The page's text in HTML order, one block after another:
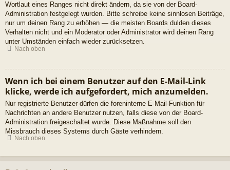
Wortlaut eines Ranges nicht direkt ändern, da sie von der Board-
Administration festgelegt wurden. Bitte schreibe keine sinnlosen Beiträge,
nur um deinen Rang zu erhöhen — die meisten Boards dulden dieses
Verhalten nicht und ein Moderator oder Administrator wird deinen Rang
unter Umständen einfach wieder zurücksetzen.
Nach oben
Wenn ich bei einem Benutzer auf den E-Mail-Link
klicke, werde ich aufgefordert, mich anzumelden.
Nur registrierte Benutzer dürfen die foreninterne E-Mail-Funktion für
Nachrichten an andere Benutzer nutzen, falls diese von der Board-
Administration freigeschaltet wurde. Diese Maßnahme soll den
Missbrauch dieses Systems durch Gäste verhindern.
Nach oben